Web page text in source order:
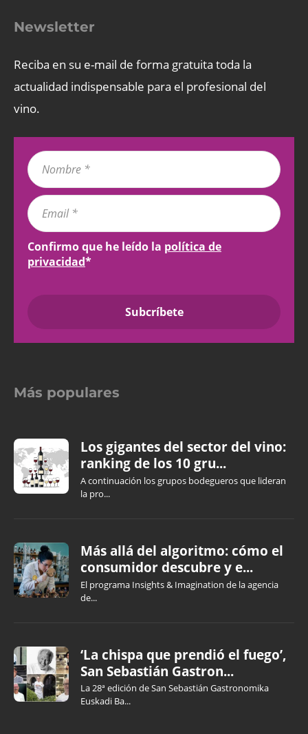
Newsletter
Reciba en su e-mail de forma gratuita toda la
actualidad indispensable para el profesional del
vino.
Confirmo que he leído la política de
privacidad*
Más populares
Los gigantes del sector del vino:
ranking de los 10 gru...
A continuación los grupos bodegueros que lideran
la pro...
Más allá del algoritmo: cómo el
consumidor descubre y e...
El programa Insights & Imagination de la agencia
de...
‘La chispa que prendió el fuego’,
San Sebastián Gastron...
La 28ª edición de San Sebastián Gastronomika
Euskadi Ba...